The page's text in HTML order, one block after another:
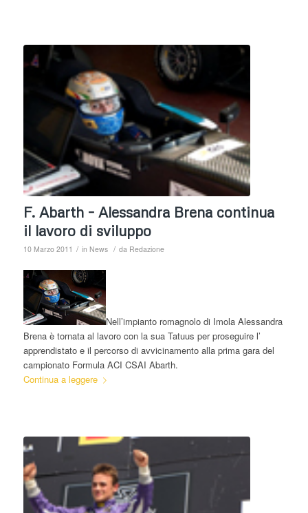
F. Abarth – Alessandra Brena continua
il lavoro di sviluppo
10 Marzo 2011 / in News / da Redazione
Nell’impianto romagnolo di Imola Alessandra
Brena è tornata al lavoro con la sua Tatuus per proseguire l’
apprendistato e il percorso di avvicinamento alla prima gara del
campionato Formula ACI CSAI Abarth.
Continua a leggere